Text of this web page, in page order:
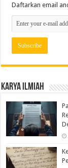
Daftarkan email
Karya Ilmiah